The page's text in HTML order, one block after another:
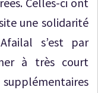
une solidarité
s’est par
à très court